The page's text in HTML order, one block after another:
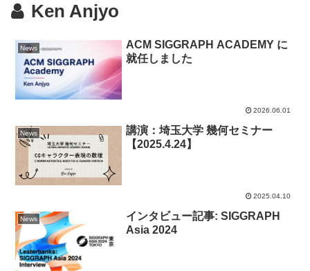
Ken Anjyo
News
ACM SIGGRAPH ACADEMY に
就任しました
2026.06.01
News
講演：埼玉大学 幾何セミナー
【2025.4.24】
2025.04.10
News
インタビュー記事: SIGGRAPH
Asia 2024